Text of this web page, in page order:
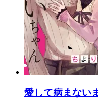
愛して病まない